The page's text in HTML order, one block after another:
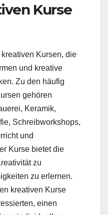
Kurse
Kursen, die
und kreative
Zu den häufig
gehören
Keramik,
Schreibworkshops,
und
Kurse bietet die
zu
zu erlernen.
kreativen Kurse
einen